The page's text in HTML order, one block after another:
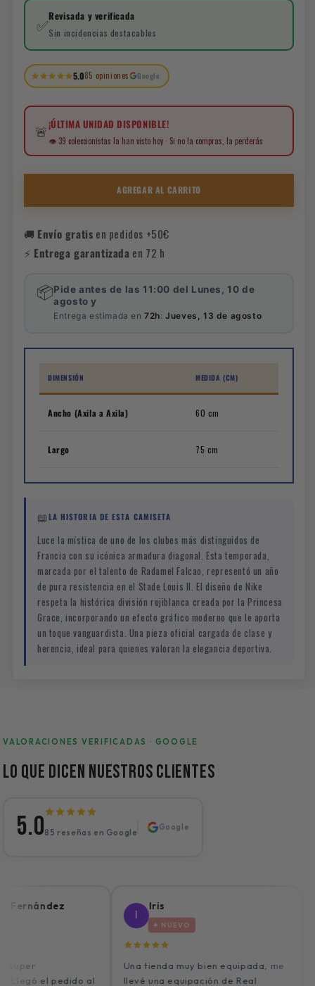
✅Revisada y verificada
Sin incidencias destacables
5.085 opiniones Google
🚨¡ÚLTIMA UNIDAD DISPONIBLE!
👁️ 39 coleccionistas la han visto hoy · Si no la compras, la perderás
AGREGAR AL CARRITO
🚚 Envío gratis en pedidos +50€
⚡ Entrega garantizada en 72 h
📦Pide antes de las 11:00 del Lunes, 10 de
agosto y
Entrega estimada en72h:Jueves, 13 de agosto
DIMENSIÓN MEDIDA (CM)
Ancho (Axila a Axila) 60 cm
Largo 75 cm
📖LA HISTORIA DE ESTA CAMISETA
Luce la mística de uno de los clubes más distinguidos de
Francia con su icónica armadura diagonal. Esta temporada,
marcada por el talento de Radamel Falcao, representó un año
de pura resistencia en el Stade Louis II. El diseño de Nike
respeta la histórica división rojiblanca creada por la Princesa
Grace, incorporando un efecto gráfico moderno que le aporta
un toque vanguardista. Una pieza oficial cargada de clase y
herencia, ideal para quienes valoran la elegancia deportiva.
VALORACIONES VERIFICADAS · GOOGLE
Lo que dicen nuestros clientes
5.085 reseñas en Google Google
el pedido al
Iris
✦ NUEVO
Una tienda muy bien equipada, me
llevé una equipación de Real